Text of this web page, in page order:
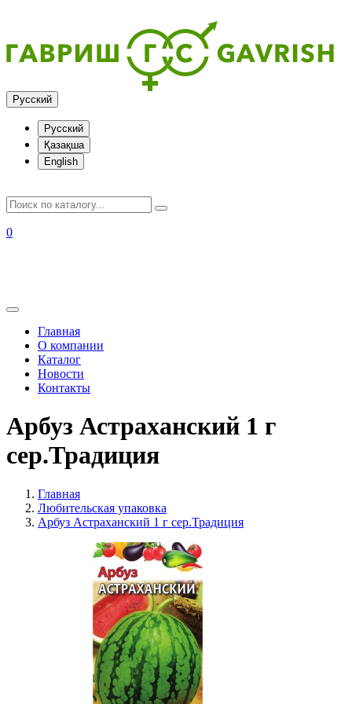
Русский
Русский
Қазақша
English
0
Главная
О компании
Каталог
Новости
Контакты
Арбуз Астраханский 1 г
сер.Традиция
Главная
Любительская упаковка
Арбуз Астраханский 1 г сер.Традиция